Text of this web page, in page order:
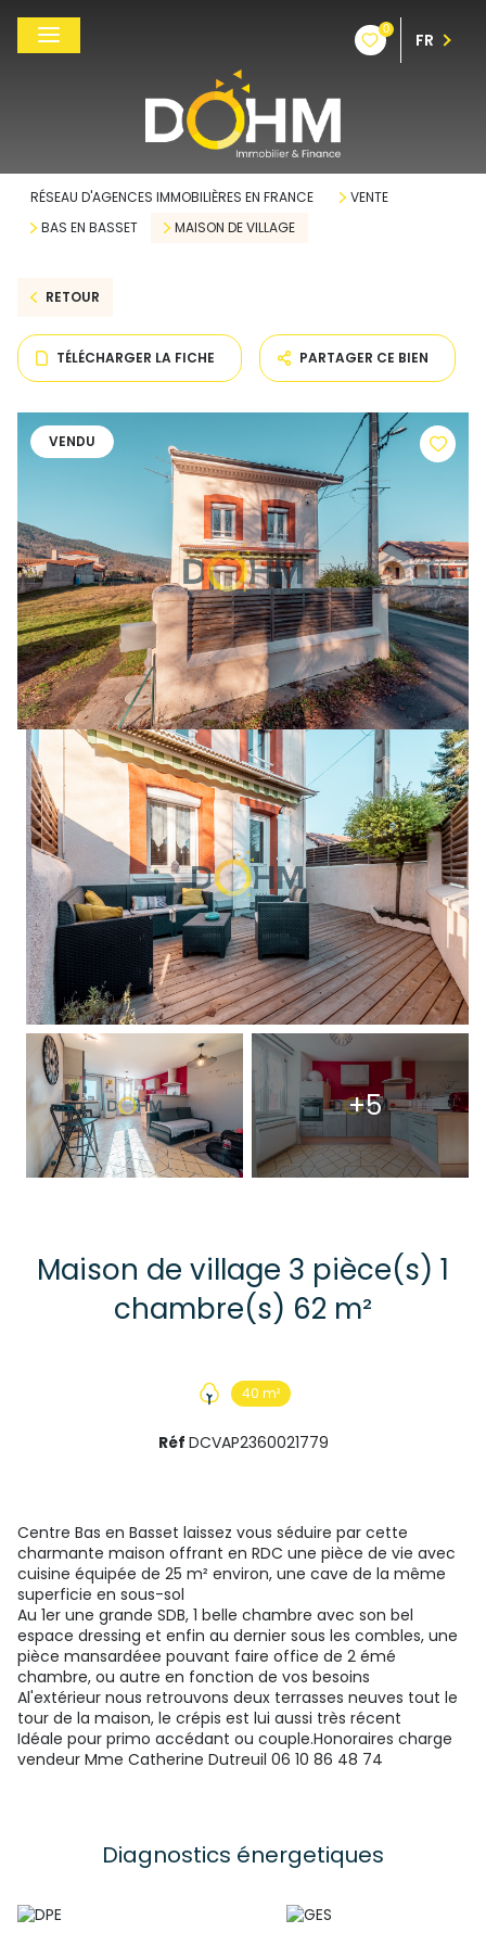
0
FR
RÉSEAU D'AGENCES IMMOBILIÈRES EN FRANCE
VENTE
BAS EN BASSET
MAISON DE VILLAGE
RETOUR
TÉLÉCHARGER LA FICHE PARTAGER CE BIEN
VENDU
+5
Maison de village 3 pièce(s) 1
chambre(s) 62 m²
40 m²
Réf DCVAP2360021779
Centre Bas en Basset laissez vous séduire par cette
charmante maison offrant en RDC une pièce de vie avec
cuisine équipée de 25 m² environ, une cave de la même
superficie en sous-sol
Au 1er une grande SDB, 1 belle chambre avec son bel
espace dressing et enfin au dernier sous les combles, une
pièce mansardéee pouvant faire office de 2 émé
chambre, ou autre en fonction de vos besoins
Al'extérieur nous retrouvons deux terrasses neuves tout le
tour de la maison, le crépis est lui aussi très récent
Idéale pour primo accédant ou couple.Honoraires charge
vendeur Mme Catherine Dutreuil 06 10 86 48 74
Diagnostics énergetiques